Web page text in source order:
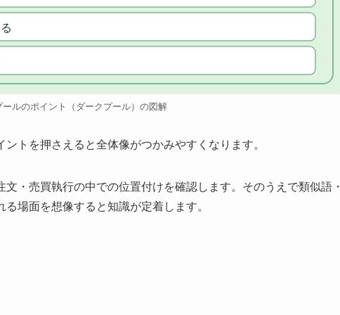
ールのポイント（ダークプール）の図解
トを押さえると全体像がつかみやすくなります。
・売買執行の中での位置付けを確認します。そのうえで類似語・
場面を想像すると知識が定着します。